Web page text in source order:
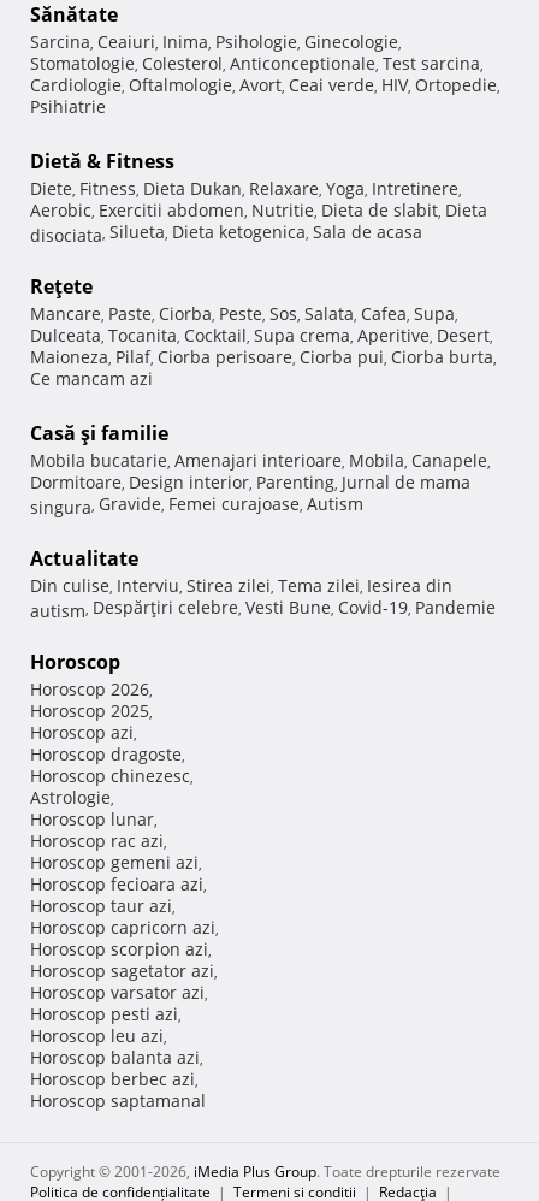
Sănătate
Sarcina, Ceaiuri, Inima, Psihologie, Ginecologie,
Stomatologie, Colesterol, Anticonceptionale, Test sarcina,
Cardiologie, Oftalmologie, Avort, Ceai verde, HIV, Ortopedie,
Psihiatrie
Dietă & Fitness
Diete, Fitness, Dieta Dukan, Relaxare, Yoga, Intretinere,
Aerobic, Exercitii abdomen, Nutritie, Dieta de slabit, Dieta
disociata, Silueta, Dieta ketogenica, Sala de acasa
Reţete
Mancare, Paste, Ciorba, Peste, Sos, Salata, Cafea, Supa,
Dulceata, Tocanita, Cocktail, Supa crema, Aperitive, Desert,
Maioneza, Pilaf, Ciorba perisoare, Ciorba pui, Ciorba burta,
Ce mancam azi
Casă şi familie
Mobila bucatarie, Amenajari interioare, Mobila, Canapele,
Dormitoare, Design interior, Parenting, Jurnal de mama
singura, Gravide, Femei curajoase, Autism
Actualitate
Din culise, Interviu, Stirea zilei, Tema zilei, Iesirea din
autism, Despărţiri celebre, Vesti Bune, Covid-19, Pandemie
Horoscop
Horoscop 2026,
Horoscop 2025,
Horoscop azi,
Horoscop dragoste,
Horoscop chinezesc,
Astrologie,
Horoscop lunar,
Horoscop rac azi,
Horoscop gemeni azi,
Horoscop fecioara azi,
Horoscop taur azi,
Horoscop capricorn azi,
Horoscop scorpion azi,
Horoscop sagetator azi,
Horoscop varsator azi,
Horoscop pesti azi,
Horoscop leu azi,
Horoscop balanta azi,
Horoscop berbec azi,
Horoscop saptamanal
Copyright © 2001-2026, iMedia Plus Group. Toate drepturile rezervate
Politica de confidențialitate | Termeni si conditii | Redacţia |